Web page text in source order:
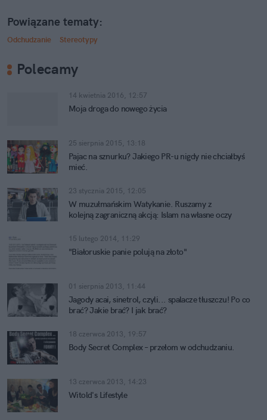
Powiązane tematy:
Odchudzanie Stereotypy
Polecamy
14 kwietnia 2016, 12:57
Moja droga do nowego życia
25 sierpnia 2015, 13:18
Pajac na sznurku? Jakiego PR-u nigdy nie chciałbyś
mieć.
23 stycznia 2015, 12:05
W muzułmańskim Watykanie. Ruszamy z
kolejną zagraniczną akcją: Islam na własne oczy
15 lutego 2014, 11:29
"Białoruskie panie polują na złoto"
01 sierpnia 2013, 11:44
Jagody acai, sinetrol, czyli... spalacze tłuszczu! Po co
brać? Jakie brać? I jak brać?
18 czerwca 2013, 19:57
Body Secret Complex – przełom w odchudzaniu.
13 czerwca 2013, 14:23
Witold's Lifestyle